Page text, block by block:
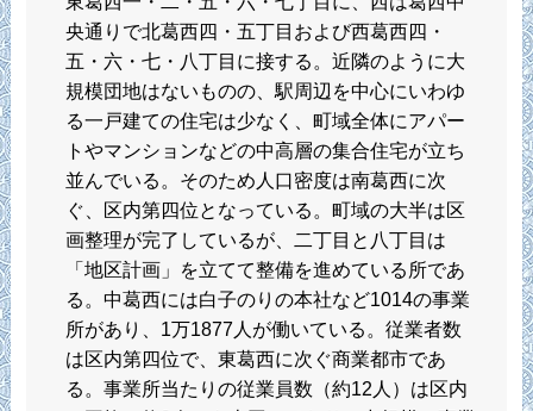
央通りで北葛西四・五丁目および西葛西四・
五・六・七・八丁目に接する。近隣のように大
規模団地はないものの、駅周辺を中心にいわゆ
る一戸建ての住宅は少なく、町域全体にアパー
トやマンションなどの中高層の集合住宅が立ち
並んでいる。そのため人口密度は南葛西に次
ぐ、区内第四位となっている。町域の大半は区
画整理が完了しているが、二丁目と八丁目は
「地区計画」を立てて整備を進めている所であ
る。中葛西には白子のりの本社など1014の事業
所があり、1万1877人が働いている。従業者数
は区内第四位で、東葛西に次ぐ商業都市であ
る。事業所当たりの従業員数（約12人）は区内